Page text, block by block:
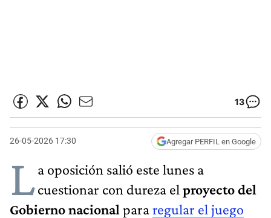
13
26-05-2026 17:30 Agregar PERFIL en Google
La oposición salió este lunes a
cuestionar con dureza el proyecto del
Gobierno nacional pararegular el juego